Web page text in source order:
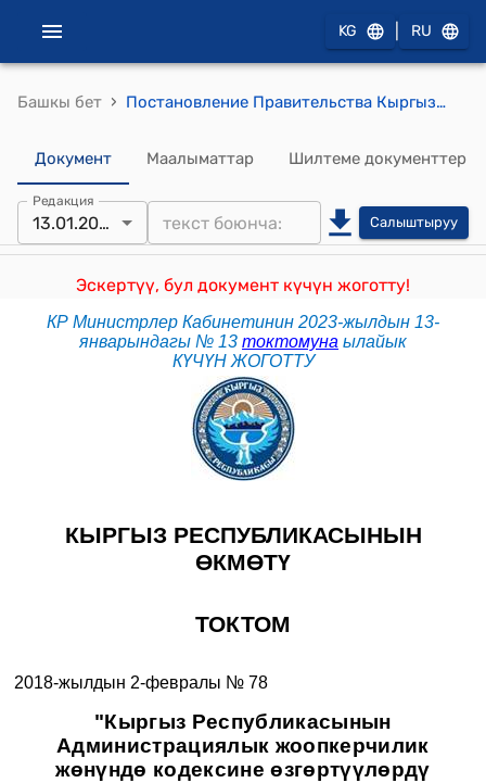
KG RU
Башкы бет › Постановление Правительства Кыргызской Республики от 2 февраля 2018 года № 78 "О проекте Закона Кыргызской Республики "О внесении изменений в Кодекс Кыргызской Республики об административной ответственности""
Документ Маалыматтар Шилтеме документтер
Редакция
13.01.2023 Салыштыруу
Эскертүү, бул документ күчүн жоготту!